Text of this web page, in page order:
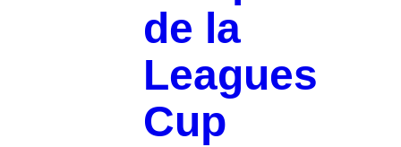
de la
Leagues
Cup